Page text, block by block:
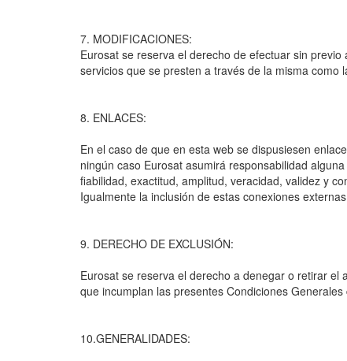
7. MODIFICACIONES:
Eurosat se reserva el derecho de efectuar sin
servicios que se presten a través de la misma
8. ENLACES:
En el caso de que en esta web se dispusiesen
ningún caso Eurosat asumirá responsabilidad
fiabilidad, exactitud, amplitud, veracidad, validez y
Igualmente la inclusión de estas conexiones
9. DERECHO DE EXCLUSIÓN:
Eurosat se reserva el derecho a denegar o retirar
que incumplan las presentes Condiciones Generales
10.GENERALIDADES: